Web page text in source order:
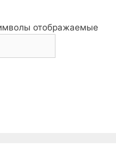
отображаемые